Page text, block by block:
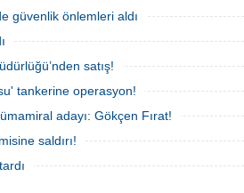
güvenlik önlemleri aldı
satış!
tankerine operasyon!
adayı: Gökçen Fırat!
saldırı!